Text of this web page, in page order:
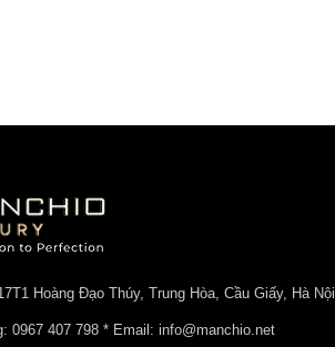
Hoàng Đạo Thúy, Trung Hòa, Cầu Giấy, Hà Nội
0967 407 798 * Email: info@manchio.net